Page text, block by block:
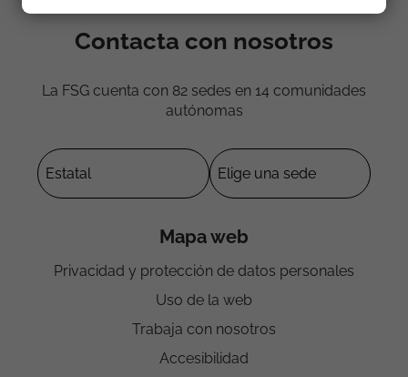
Contacta con nosotros
La FSG cuenta con 82 sedes en 14 comunidades
autónomas
Mapa web
Privacidad y protección de datos personales
Uso de la web
Trabaja con nosotros
Accesibilidad